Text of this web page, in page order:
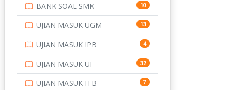
PENDIDIKAN 943
PERBANKAN 3
POLRI 169
POLTEK SSN 7
4
BANK SOAL SMK 10
UJIAN MASUK UGM 13
UJIAN MASUK IPB 4
UJIAN MASUK UI 32
UJIAN MASUK ITB 7